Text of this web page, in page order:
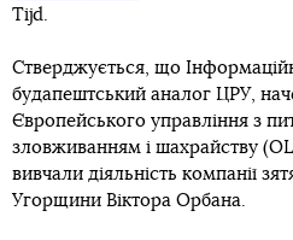
Tijd.
Стверджується, що
будапештський аналог ЦРУ,
Європейського управління з
зловживанням і шахрайству
вивчали діяльність компанії
Угорщини Віктора Орбана.